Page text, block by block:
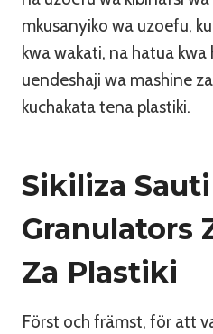
mkusanyiko wa uzoefu,
kwa wakati, na hatua
uendeshaji wa mashine
kuchakata tena plastiki.
Sikiliza Sauti
Granulators
Za Plastiki
Först och främst, för att